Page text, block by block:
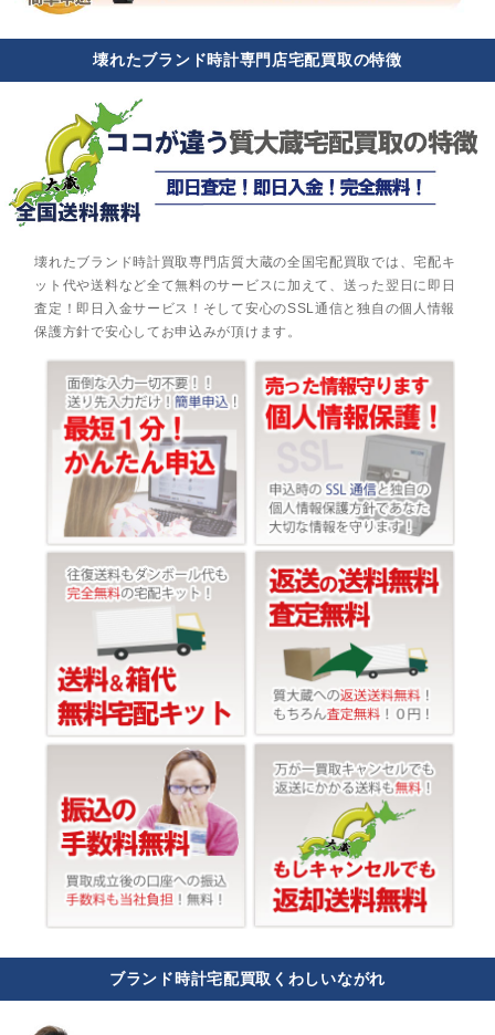
壊れたブランド時計専門店宅配買取の特徴
壊れたブランド時計買取専門店質大蔵の全国宅配買取では、宅配キ
ット代や送料など全て無料のサービスに加えて、送った翌日に即日
査定！即日入金サービス！そして安心のSSL通信と独自の個人情報
保護方針で安心してお申込みが頂けます。
ブランド時計宅配買取くわしいながれ